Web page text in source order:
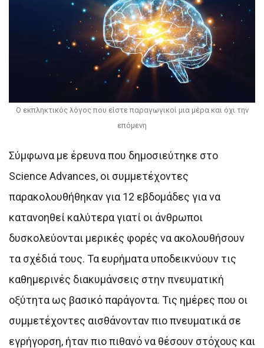
Ο εκπληκτικός λόγος που είστε παραγωγικοί μια μέρα και όχι την
επόμενη
Σύμφωνα με έρευνα που δημοσιεύτηκε στο
Science Advances, οι συμμετέχοντες
παρακολουθήθηκαν για 12 εβδομάδες για να
κατανοηθεί καλύτερα γιατί οι άνθρωποι
δυσκολεύονται μερικές φορές να ακολουθήσουν
τα σχέδιά τους. Τα ευρήματα υποδεικνύουν τις
καθημερινές διακυμάνσεις στην πνευματική
οξύτητα ως βασικό παράγοντα. Τις ημέρες που οι
συμμετέχοντες αισθάνονταν πιο πνευματικά σε
εγρήγορση, ήταν πιο πιθανό να θέσουν στόχους και